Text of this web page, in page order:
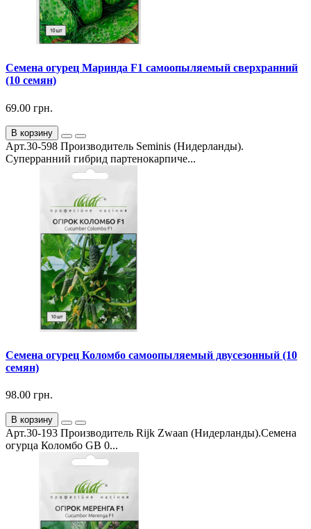
Семена огурец Маринда F1 самоопыляемый сверхранний
(10 семян)
69.00 грн.
В корзину
Арт.30-598 Производитель Seminis (Нидерланды).
Суперранний гибрид партенокарпиче...
Семена огурец Коломбо самоопыляемый двусезонный (10
семян)
98.00 грн.
В корзину
Арт.30-193 Производитель Rijk Zwaan (Нидерланды).Семена
огурца Коломбо GB 0...